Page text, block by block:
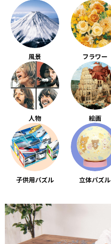
風景 フラワー
人物 絵画
子供用パズル 立体パズル